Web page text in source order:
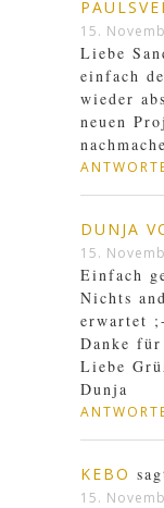
15.
Liebe
einfach
wieder
neuen
DUNJA
15.
Einfach
Nichts
erwartet
Danke
Liebe
Dunja
KEBO
15.